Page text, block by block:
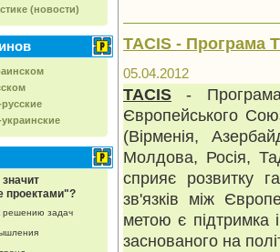
(новости)
проектами"?
решению задач
TACIS - Програма
05.04.2012
TACIS -
Європейського
(Вірменія,
Молдова, Росія,
сприяє розвитку
зв'язків між
метою є підтримка
заснованого на